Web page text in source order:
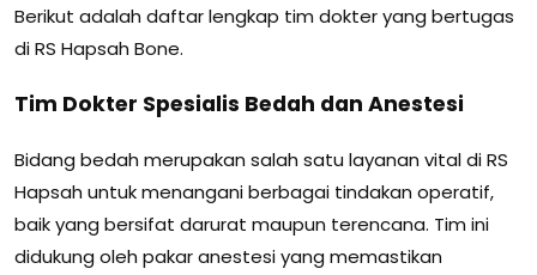
Berikut adalah daftar lengkap tim dokter yang bertugas
di RS Hapsah Bone.
Tim Dokter Spesialis Bedah dan Anestesi
Bidang bedah merupakan salah satu layanan vital di RS
Hapsah untuk menangani berbagai tindakan operatif,
baik yang bersifat darurat maupun terencana. Tim ini
didukung oleh pakar anestesi yang memastikan